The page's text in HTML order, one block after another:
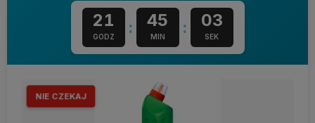
21
GODZ : 45
MIN : 02
SEK
NIE CZEKAJ